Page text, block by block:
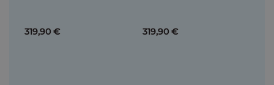
319,90 € 319,90 €